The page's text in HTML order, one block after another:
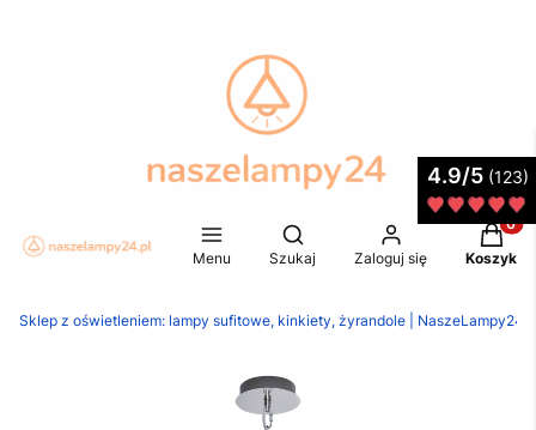
Menu
Otwórz wyszukiwarkę
Szukaj Zaloguj się Koszyk
Sklep z oświetleniem: lampy sufitowe, kinkiety, żyrandole |
4.9/5 (123)